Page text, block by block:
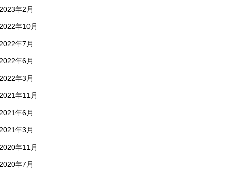
年2月
年10月
年7月
年6月
年3月
年11月
年6月
年3月
年11月
年7月